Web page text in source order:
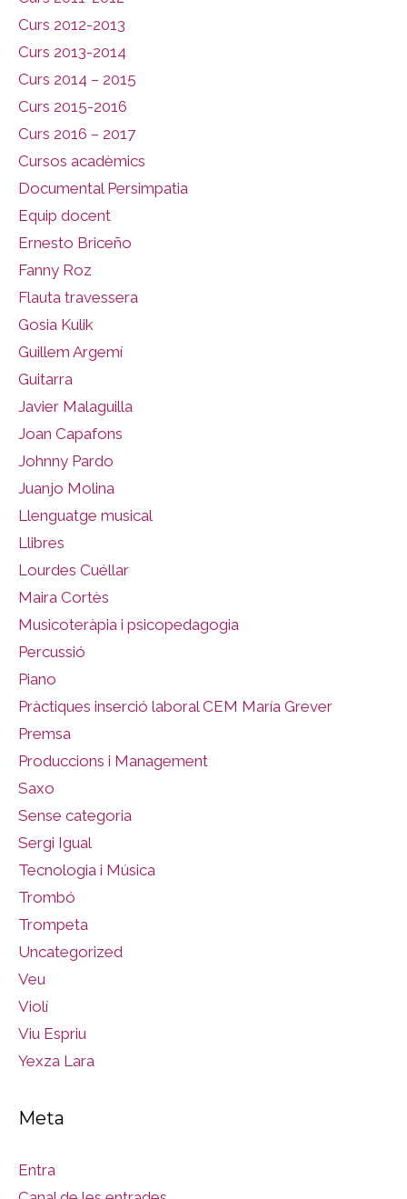
Curs 2012-2013
Curs 2013-2014
Curs 2014 – 2015
Curs 2015-2016
Curs 2016 – 2017
Cursos acadèmics
Documental Persimpatia
Equip docent
Ernesto Briceño
Fanny Roz
Flauta travessera
Gosia Kulik
Guillem Argemí
Guitarra
Javier Malaguilla
Joan Capafons
Johnny Pardo
Juanjo Molina
Llenguatge musical
Llibres
Lourdes Cuéllar
Maira Cortès
Musicoteràpia i psicopedagogia
Percussió
Piano
Pràctiques inserció laboral CEM María Grever
Premsa
Produccions i Management
Saxo
Sense categoria
Sergi Igual
Tecnologia i Música
Trombó
Trompeta
Uncategorized
Veu
Violí
Viu Espriu
Yexza Lara
Meta
Entra